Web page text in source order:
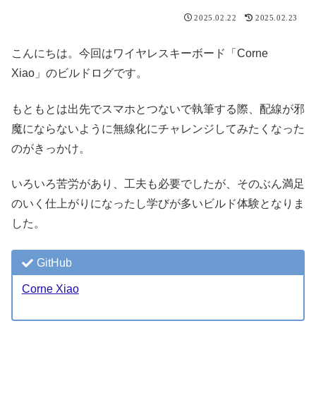
2025.02.22 2025.02.23
こんにちは。今回はワイヤレスキーボード「Corne
Xiao」のビルドログです。
もともとは出先でスマホとつないで執筆する際、配線が邪
魔にならないように無線化にチャレンジしてみたくなった
のがきっかけ。
いろいろ苦労があり、工夫も必要でしたが、そのぶん満足
のいく仕上がりになったし学びが多いビルド体験となりま
した。
GitHub
Corne Xiao